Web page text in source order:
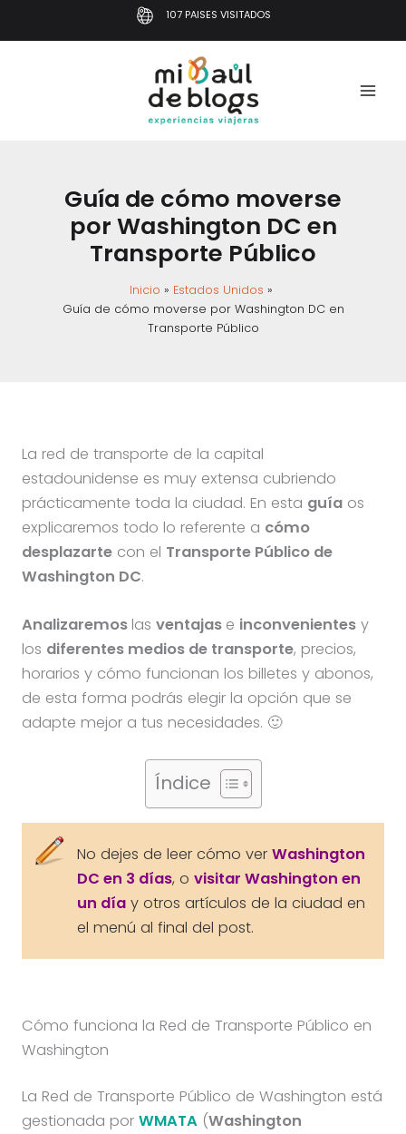
al
107 PAISES VISITADOS
Guía de cómo moverse
por Washington DC en
Transporte Público
Inicio
Estados Unidos
Guía de cómo moverse por Washington DC en
Transporte Público
La red de transporte de la capital
estadounidense es muy extensa cubriendo
prácticamente toda la ciudad. En esta guíaos
explicaremos todo lo referente a cómo
desplazartecon el Transporte Público de
Washington DC.
Analizaremos las ventajas e inconvenientesy
los diferentes medios de transporte, precios,
horarios y cómo funcionan los billetes y abonos,
de esta forma podrás elegir la opción que se
adapte mejor a tus necesidades. 🙂
Índice
No dejes de leer cómo ver Washington
DC en 3 días, o visitar Washington en
un díay otros artículos de la ciudad en
el menú al final del post.
Cómo funciona la Red de Transporte Público en
Washington
La Red de Transporte Público de Washington está
gestionada por WMATA(Washington